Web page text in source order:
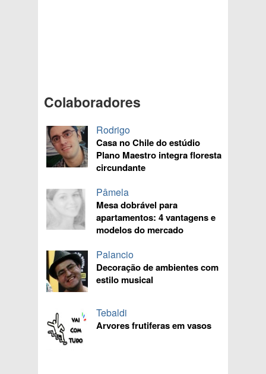
Colaboradores
Rodrigo
Casa no Chile do estúdio
Plano Maestro integra floresta
circundante
Pâmela
Mesa dobrável para
apartamentos: 4 vantagens e
modelos do mercado
Palancio
Decoração de ambientes com
estilo musical
Tebaldi
Arvores frutiferas em vasos